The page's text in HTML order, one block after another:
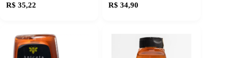
R$ 35,22 R$ 34,90